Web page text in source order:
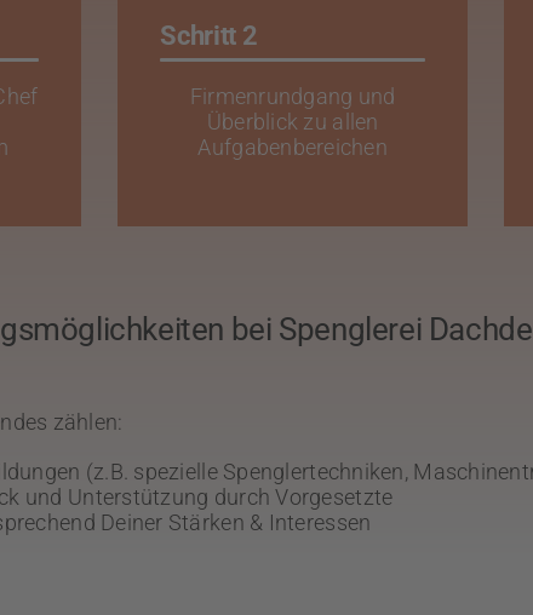
Schritt 2
Firmenrundgang und
Überblick zu allen
Aufgabenbereichen
bei Spenglerei
zählen:
(z.B. spezielle Spenglertechniken,
und Unterstützung durch Vorgesetzte
Deiner Stärken & Interessen